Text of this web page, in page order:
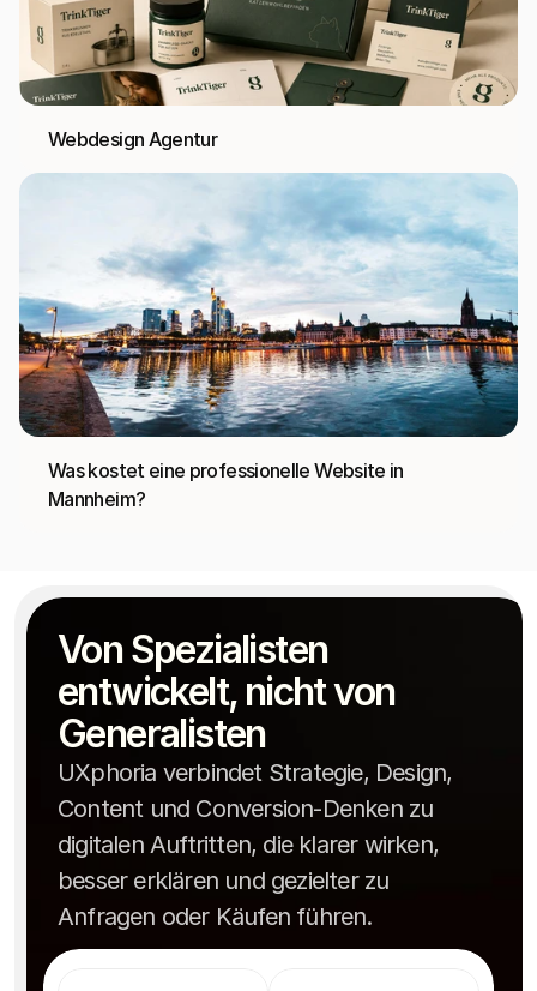
Webdesign Agentur
Was kostet eine professionelle Website in
Mannheim?
Von Spezialisten
entwickelt, nicht von
Generalisten
UXphoria verbindet Strategie, Design,
Content und Conversion-Denken zu
digitalen Auftritten, die klarer wirken,
besser erklären und gezielter zu
Anfragen oder Käufen führen.